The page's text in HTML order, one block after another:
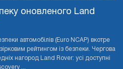
оновленого Land
автомобілів (Euro NCAP) вкотре
рейтингом із безпеки. Чергова
нагород Land Rover: усі доступні
...